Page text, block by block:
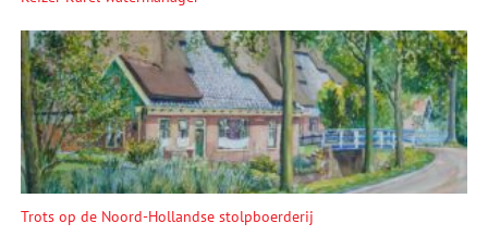
Trots op de Noord-Hollandse stolpboerderij